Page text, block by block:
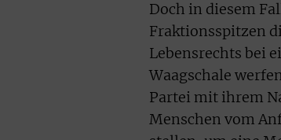
Doch in diesem
Fraktionsspitzen
Lebensrechts bei
Waagschale
Partei mit ihrem
Menschen vom